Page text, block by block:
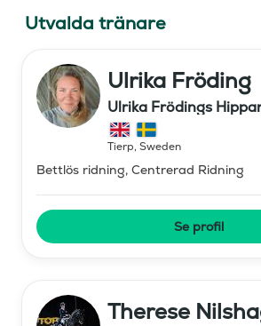
Utvalda tränare
Ulrika Fröding
Ulrika Frödings
Tierp, Sweden
Bettlös ridning, Centrerad Ridning
Se profil
Therese